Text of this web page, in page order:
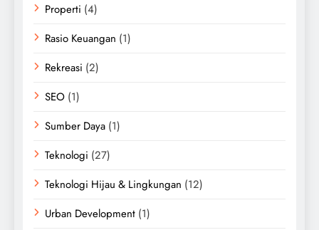
Properti (4)
Rasio Keuangan (1)
Rekreasi (2)
SEO (1)
Sumber Daya (1)
Teknologi (27)
Teknologi Hijau & Lingkungan (12)
Urban Development (1)